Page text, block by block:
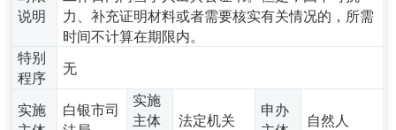
说明
力、补充证明材料或者需要核实有关情况的，所需
时间不计算在期限内。
特别
程序
无
实施
白银市司
实施
主体
法定机关
申办
自然人